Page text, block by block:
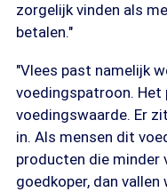
zorgelijk vinden als
betalen."
"Vlees past namelijk
voedingspatroon.
voedingswaarde. Er
in. Als mensen dit
producten die minder
goedkoper, dan vallen